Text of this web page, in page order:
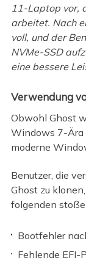
11-Laptop vor,
arbeitet. Nach
voll, und der
NVMe-SSD
eine bessere
Verwendung
Obwohl Ghost
Windows 7-Ära
moderne
Benutzer, die
Ghost zu
folgenden
Bootfehler
Fehlende EFI-